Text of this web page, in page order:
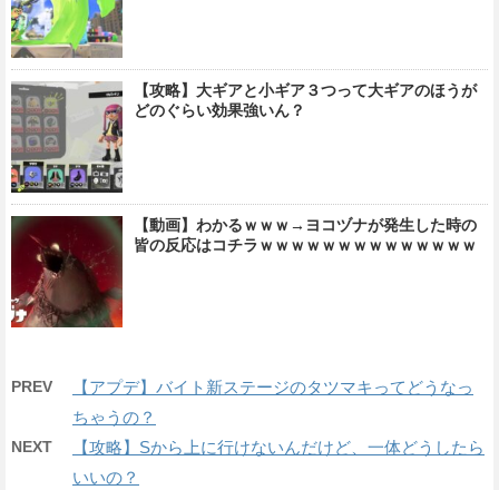
【攻略】大ギアと小ギア３つって大ギアのほうが
どのぐらい効果強いん？
【動画】わかるｗｗｗ→ヨコヅナが発生した時の
皆の反応はコチラｗｗｗｗｗｗｗｗｗｗｗｗｗｗ
PREV
【アプデ】バイト新ステージのタツマキってどうなっ
ちゃうの？
NEXT
【攻略】Sから上に行けないんだけど、一体どうしたら
いいの？